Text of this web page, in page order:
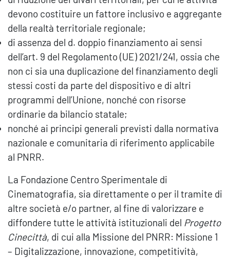
devono costituire un fattore inclusivo e aggregante
della realtà territoriale regionale;
di assenza del d. doppio finanziamento ai sensi
dell’art. 9 del Regolamento (UE) 2021/241, ossia che
non ci sia una duplicazione del finanziamento degli
stessi costi da parte del dispositivo e di altri
programmi dell’Unione, nonché con risorse
ordinarie da bilancio statale;
nonché ai principi generali previsti dalla normativa
nazionale e comunitaria di riferimento applicabile
al PNRR.
La Fondazione Centro Sperimentale di
Cinematografia, sia direttamente o per il tramite di
altre società e/o partner, al fine di valorizzare e
diffondere tutte le attività istituzionali del Progetto
Cinecittà, di cui alla Missione del PNRR: Missione 1
– Digitalizzazione, innovazione, competitività,